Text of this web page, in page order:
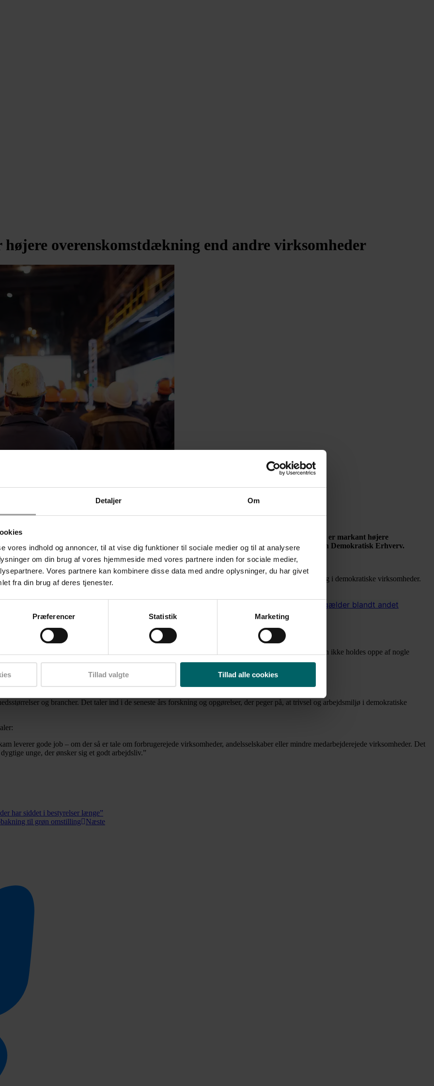
Detaljer Om
vores indhold og annoncer, til at vise dig funktioner til sociale medier og til at analysere
om din brug af vores hjemmeside med vores partnere inden for sociale medier,
Vores partnere kan kombinere disse data med andre oplysninger, du har givet
fra din brug af deres tjenester.
Præferencer Statistik Marketing
Tillad valgte Tillad alle cookies
overenskomstdækning end andre virksomheder
med overenskomstdækning. Overenskomstdækningen i demokratiske virksomheder er markant højere
på overenskomst.Det viser en analyse, AE-rådet har foretaget i samarbejde med Tænketanken Demokratisk Erhverv.
af demokratiske virksomheder i Danmark) til at undersøge graden af overenskomstdækning i demokratiske virksomheder.
medarbejderejede virksomheder.
peger på, at trivsel og arbejdsmiljø er bedre i demokratiske virksomheder på de fleste parametre.
Det gælder blandt andet
i demokratiske virksomheder, så går det på tværs af brancher og størrelser. Det vil sige, at forskellen ikke holdes oppe af nogle
interessante.
udtaler:
og brancher. Det taler ind i de seneste års forskning og opgørelser, der peger på, at trivsel og arbejdsmiljø i demokratiske
leverer gode job – om der så er tale om forbrugerejede virksomheder, andelsselskaber eller mindre medarbejderejede virksomheder. Det
unge, der ønsker sig et godt arbejdsliv.”
har siddet i bestyrelser længe”
til grøn omstilling Næste